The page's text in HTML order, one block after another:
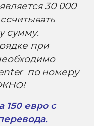
30 000
сумму.
при
по номеру
150 евро с